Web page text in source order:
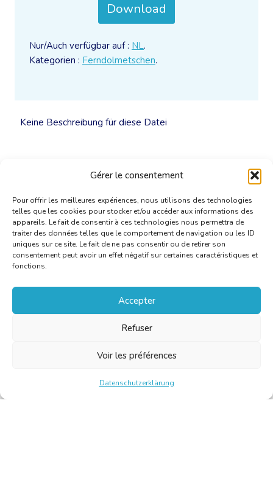
Gérer le consentement
Pour offrir les meilleures expériences, nous utilisons des technologies
telles que les cookies pour stocker et/ou accéder aux informations des
appareils. Le fait de consentir à ces technologies nous permettra de
traiter des données telles que le comportement de navigation ou les ID
uniques sur ce site. Le fait de ne pas consentir ou de retirer son
consentement peut avoir un effet négatif sur certaines caractéristiques et
fonctions.
Accepter
Refuser
Voir les préférences
Datenschutzerklärung
Keine Beschreibung für diese Datei
Download
Nur/Auch verfügbar auf : NL.
Kategorien : Ferndolmetschen.